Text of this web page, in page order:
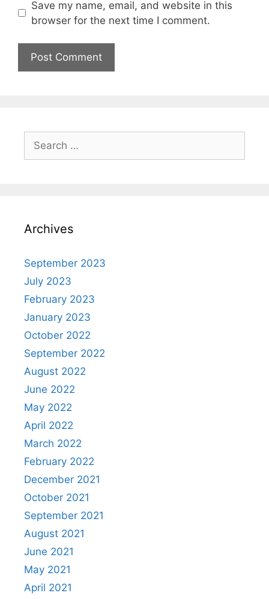
Save my name, email, and website in this
browser for the next time I comment.
Archives
September 2023
July 2023
February 2023
January 2023
October 2022
September 2022
August 2022
June 2022
May 2022
April 2022
March 2022
February 2022
December 2021
October 2021
September 2021
August 2021
June 2021
May 2021
April 2021